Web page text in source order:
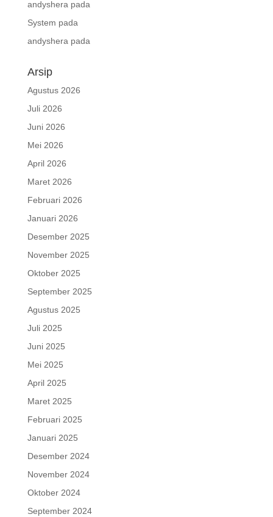
andysherapada
System pada
andysherapada
Arsip
Agustus 2026
Juli 2026
Juni 2026
Mei 2026
April 2026
Maret 2026
Februari 2026
Januari 2026
Desember 2025
November 2025
Oktober 2025
September 2025
Agustus 2025
Juli 2025
Juni 2025
Mei 2025
April 2025
Maret 2025
Februari 2025
Januari 2025
Desember 2024
November 2024
Oktober 2024
September 2024